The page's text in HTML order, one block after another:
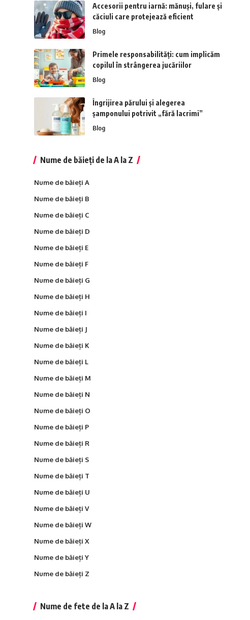
Accesorii pentru iarnă: mănuși, fulare și
căciuli care protejează eficient
Blog
Primele responsabilități: cum implicăm
copilul în strângerea jucăriilor
Blog
Îngrijirea părului și alegerea
șamponului potrivit „fără lacrimi”
Blog
Nume de băieți de la A la Z
Nume de băieți A
Nume de băieți B
Nume de băieți C
Nume de băieți D
Nume de băieți E
Nume de băieți F
Nume de băieți G
Nume de băieți H
Nume de băieți I
Nume de băieți J
Nume de băieți K
Nume de băieți L
Nume de băieți M
Nume de băieți N
Nume de băieți O
Nume de băieți P
Nume de băieți R
Nume de băieți S
Nume de băieți T
Nume de băieți U
Nume de băieți V
Nume de băieți W
Nume de băieți X
Nume de băieți Y
Nume de băieți Z
Nume de fete de la A la Z